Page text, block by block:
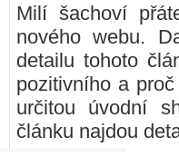
Milí šachoví
nového webu.
detailu tohoto
pozitivního a
určitou úvodní
článku najdou